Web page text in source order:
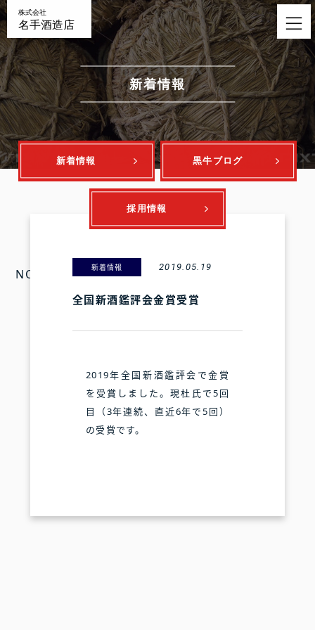
nav
新着情報
新着情報 黒牛ブログ
採用情報
NO IMAGE 新着情報 2019.05.19
全国新酒鑑評会金賞受賞
2019年全国新酒鑑評会で金賞
を受賞しました。現杜氏で5回
目（3年連続、直近6年で5回）
の受賞です。